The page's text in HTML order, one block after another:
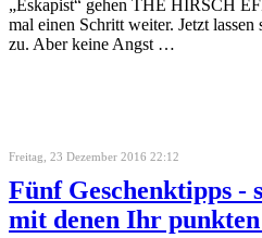
„Eskapist“ gehen THE HIRSCH
mal einen Schritt weiter. Jetzt
zu. Aber keine Angst …
Freitag, 23 Dezember 2016 22:12
Fünf Geschenktipps -
mit denen Ihr